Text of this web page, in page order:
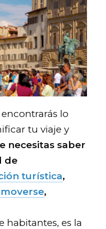
lo
tu viaje y
necesitas saber
de
turística,
,
es la